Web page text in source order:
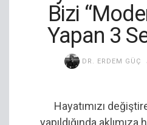
Bizi
Yapan 3
DR. ERDEM GÜÇ
Hayatımızı
yapıldığında